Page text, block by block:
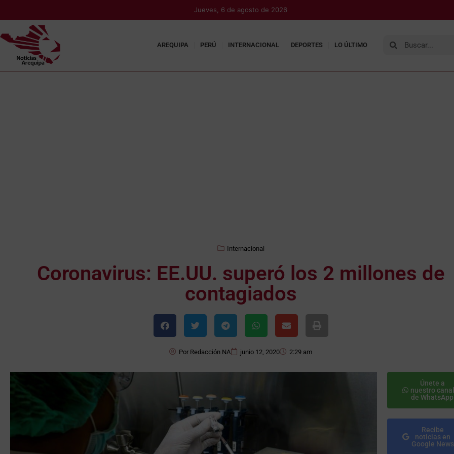
Jueves, 6 de agosto de 2026
AREQUIPA PERÚ INTERNACIONAL DEPORTES LO ÚLTIMO
Internacional
Coronavirus: EE.UU. superó los 2 millones de
contagiados
Por Redacción NA junio 12, 2020 2:29 am
Únete a
nuestro canal
de WhatsApp
Recibe
noticias en
Google News